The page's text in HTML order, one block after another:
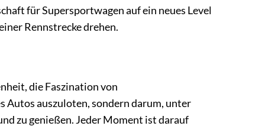
für Supersportwagen auf ein neues Level
Rennstrecke drehen.
die Faszination von
Autos auszuloten, sondern darum, unter
zu genießen. Jeder Moment ist darauf